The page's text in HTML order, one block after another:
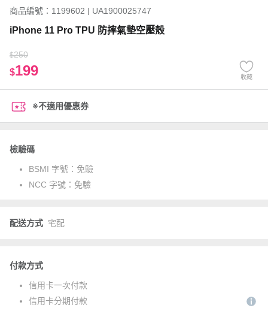
商品編號：1199602 | UA1900025747
iPhone 11 Pro TPU 防摔氣墊空壓殼
$250
$199 收藏
※不適用優惠券
檢驗碼
BSMI 字號： 免驗
NCC 字號： 免驗
配送方式 宅配
付款方式
信用卡一次付款
信用卡分期付款